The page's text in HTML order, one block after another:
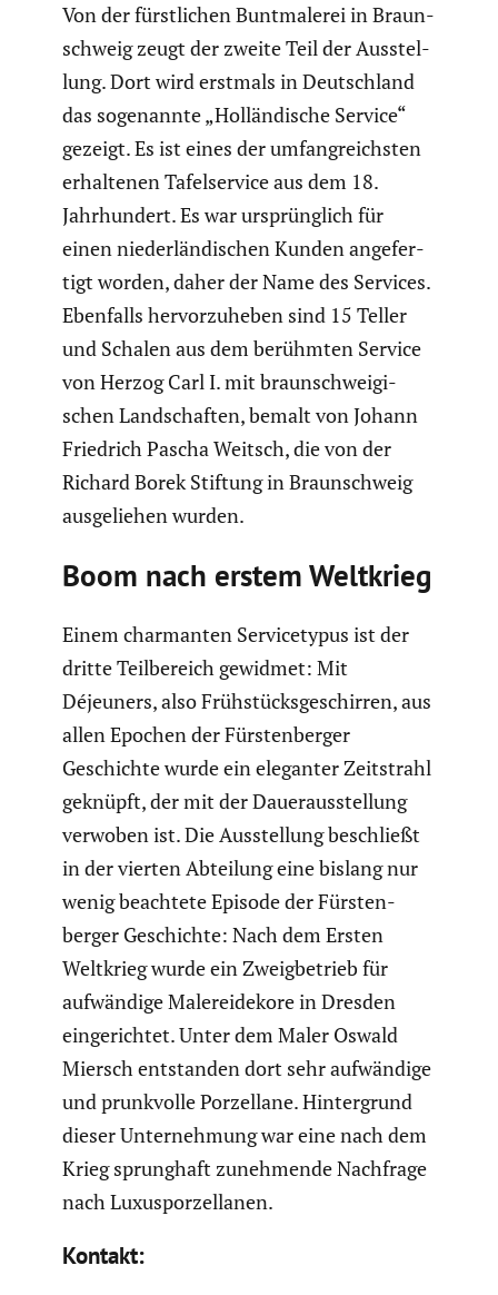
Von der fürst­li­chen Buntma­lerei in Braun­
schweig zeugt der zweite Teil der Ausstel­
lung. Dort wird erstmals in Deutsch­land
das sogenannte „Hollän­di­sche Service“
gezeigt. Es ist eines der umfang­reichsten
erhal­tenen Tafel­ser­vice aus dem 18.
Jahrhun­dert. Es war ursprüng­lich für
einen nieder­län­di­schen Kunden angefer­
tigt worden, daher der Name des Services.
Ebenfalls hervor­zu­heben sind 15 Teller
und Schalen aus dem berühmten Service
von Herzog Carl I. mit braun­schwei­gi­
schen Landschaften, bemalt von Johann
Friedrich Pascha Weitsch, die von der
Richard Borek Stiftung in Braun­schweig
ausge­liehen wurden.
Boom nach erstem Weltkrieg
Einem charmanten Service­typus ist der
dritte Teilbe­reich gewidmet: Mit
Déjeuners, also Frühstücks­ge­schirren, aus
allen Epochen der Fürsten­berger
Geschichte wurde ein eleganter Zeitstrahl
geknüpft, der mit der Dauer­aus­stel­lung
verwoben ist. Die Ausstel­lung beschließt
in der vierten Abteilung eine bislang nur
wenig beachtete Episode der Fürsten­
berger Geschichte: Nach dem Ersten
Weltkrieg wurde ein Zweig­be­trieb für
aufwän­dige Malereide­kore in Dresden
einge­richtet. Unter dem Maler Oswald
Miersch entstanden dort sehr aufwän­dige
und prunk­volle Porzel­lane. Hinter­grund
dieser Unter­neh­mung war eine nach dem
Krieg sprung­haft zuneh­mende Nachfrage
nach Luxus­por­zel­lanen.
Kontakt: